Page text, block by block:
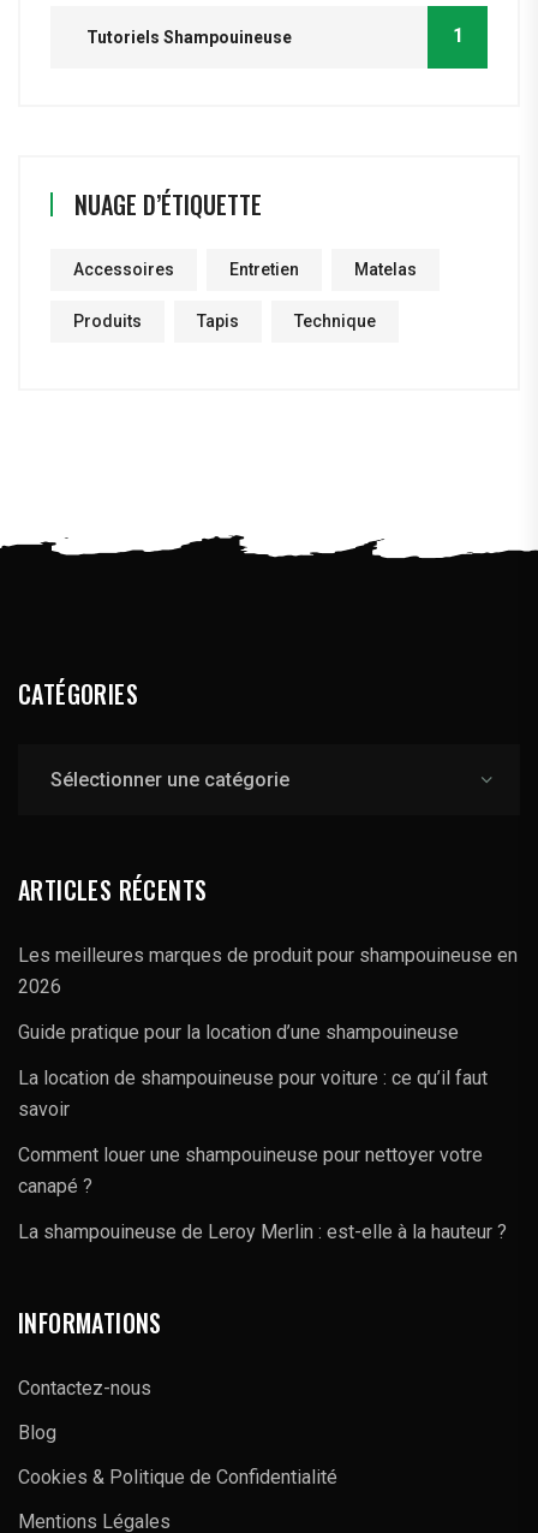
Tutoriels Shampouineuse 1
NUAGE D’ÉTIQUETTE
Accessoires Entretien Matelas
Produits Tapis Technique
CATÉGORIES
ARTICLES RÉCENTS
Les meilleures marques de produit pour shampouineuse en
2026
Guide pratique pour la location d’une shampouineuse
La location de shampouineuse pour voiture : ce qu’il faut
savoir
Comment louer une shampouineuse pour nettoyer votre
canapé ?
La shampouineuse de Leroy Merlin : est-elle à la hauteur ?
INFORMATIONS
Contactez-nous
Blog
Cookies & Politique de Confidentialité
Mentions Légales